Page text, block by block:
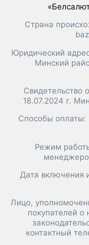
Страна
Юридический
Минский
Свидетельство
18.07.2024 г.
Способы оплаты:
Режим
Дата включения
Лицо,
покупателей о
контактный